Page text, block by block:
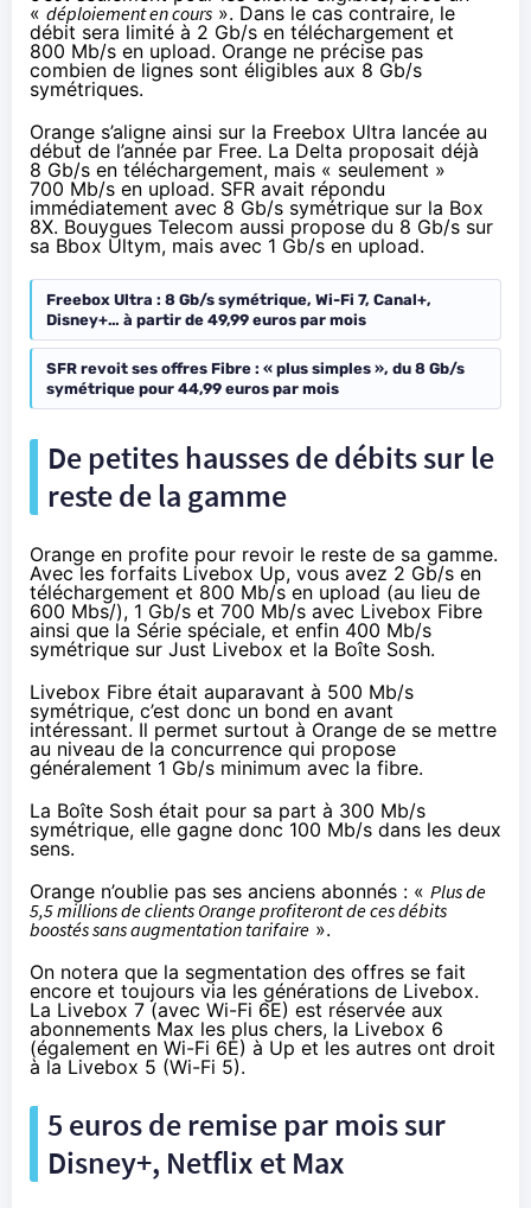
« déploiement en cours ». Dans le cas contraire, le
débit sera limité à 2 Gb/s en téléchargement et
800 Mb/s en upload. Orange ne précise pas
combien de lignes sont éligibles aux 8 Gb/s
symétriques.
Orange s’aligne ainsi sur la Freebox Ultra lancée au
début de l’année par Free. La Delta proposait déjà
8 Gb/s en téléchargement, mais « seulement »
700 Mb/s en upload. SFR avait répondu
immédiatement avec 8 Gb/s symétrique sur la Box
8X. Bouygues Telecom aussi propose du 8 Gb/s sur
sa Bbox Ultym, mais avec 1 Gb/s en upload.
Freebox Ultra : 8 Gb/s symétrique, Wi-Fi 7, Canal+,
Disney+… à partir de 49,99 euros par mois
SFR revoit ses offres Fibre : « plus simples », du 8 Gb/s
symétrique pour 44,99 euros par mois
De petites hausses de débits sur le
reste de la gamme
Orange en profite pour revoir le reste de sa gamme.
Avec les forfaits Livebox Up, vous avez 2 Gb/s en
téléchargement et 800 Mb/s en upload (au lieu de
600 Mbs/), 1 Gb/s et 700 Mb/s avec Livebox Fibre
ainsi que la Série spéciale, et enfin 400 Mb/s
symétrique sur Just Livebox et la Boîte Sosh.
Livebox Fibre était auparavant à 500 Mb/s
symétrique, c’est donc un bond en avant
intéressant. Il permet surtout à Orange de se mettre
au niveau de la concurrence qui propose
généralement 1 Gb/s minimum avec la fibre.
La Boîte Sosh était pour sa part à 300 Mb/s
symétrique, elle gagne donc 100 Mb/s dans les deux
sens.
Orange n’oublie pas ses anciens abonnés : « Plus de
5,5 millions de clients Orange profiteront de ces débits
boostés sans augmentation tarifaire ».
On notera que la segmentation des offres se fait
encore et toujours via les générations de Livebox.
La Livebox 7 (avec Wi-Fi 6E) est réservée aux
abonnements Max les plus chers, la Livebox 6
(également en Wi-Fi 6E) à Up et les autres ont droit
à la Livebox 5 (Wi-Fi 5).
5 euros de remise par mois sur
Disney+, Netflix et Max